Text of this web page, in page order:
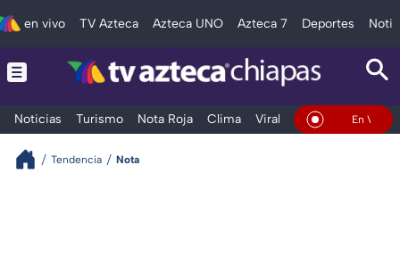
en vivo TV Azteca Azteca UNO Azteca 7 Deportes
Noticias Turismo Nota Roja Clima Viral y TendenciaEn Vivo
Tendencia Nota